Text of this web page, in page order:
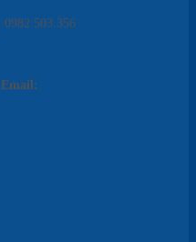
0982.503.356
Email: